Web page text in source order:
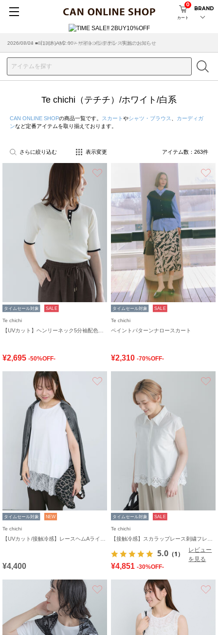
カート
0
BRAND
2026/07/29 ■【お知らせ】ヤマト運輸の配送遅延・停止について
Te chichi（テチチ）/ホワイト/白系
CAN ONLINE SHOPの商品一覧です。 スカート やシャツ・ブラウス
カーディガ
ンなど定番アイテムを取り揃えております。
さらに絞り込む 表示変更 アイテム数： 263件
タイムセール対象 SALE
Te chichi
¥2,695 -50%OFF-
タイムセール対象 SALE
Te chichi
ペイントパターンナロースカート
¥2,310 -70%OFF-
タイムセール対象 NEW
Te chichi
¥4,400
タイムセール対象 SALE
Te chichi
5.0 （1）
レビュー
を見る
¥4,851 -30%OFF-